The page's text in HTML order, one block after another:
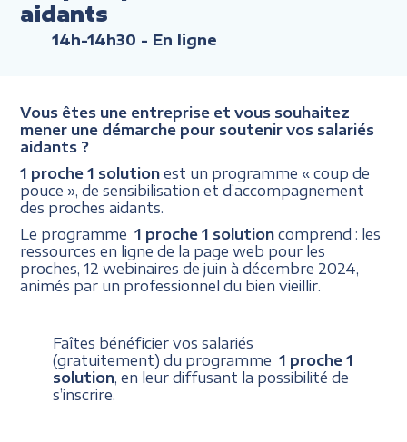
aidants
14h-14h30 - En ligne
Vous êtes une entreprise et vous souhaitez
mener une démarche pour soutenir vos salariés
aidants ?
1 proche 1 solution est un programme « coup de
pouce », de sensibilisation et d’accompagnement
des proches aidants.
Le programme1 proche 1 solution comprend : les
ressources en ligne de la page web pour les
proches, 12 webinaires de juin à décembre 2024,
animés par un professionnel du bien vieillir.
Faîtes bénéficier vos salariés
(gratuitement) du programme1 proche 1
solution, en leur diffusant la possibilité de
s’inscrire.